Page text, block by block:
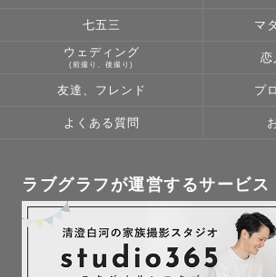
七五三 マ
ウェディング
(前撮り、後撮り)
恋
友達、フレンド プ
よくある質問
ラブグラフが運営するサービス